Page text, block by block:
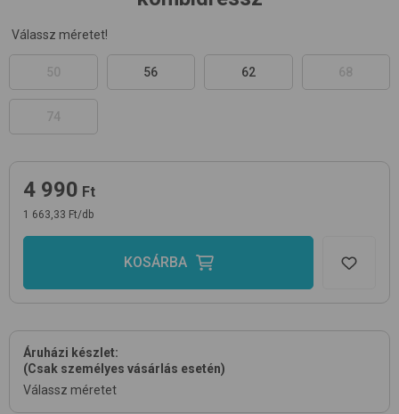
Válassz méretet!
50 56 62 68
74
4 990 Ft
1 663,33 Ft/db
KOSÁRBA
Áruházi készlet:
(Csak személyes vásárlás esetén)
Válassz méretet